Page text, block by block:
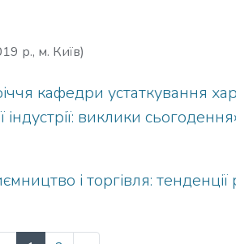
р., м. Київ)
устаткування
виклики
і торгівля: тенденції